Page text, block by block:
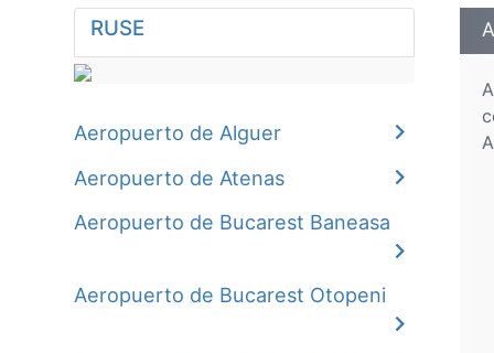
RUSE
Aeropuerto de Alguer
Aeropuerto de Atenas
Aeropuerto de Bucarest Baneasa
Aeropuerto de Bucarest Otopeni